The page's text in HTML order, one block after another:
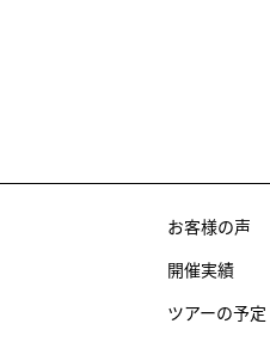
お客様の声
開催実績
ツアーの予定